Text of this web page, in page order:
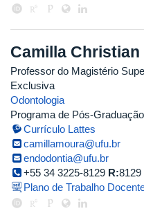
Camilla
Professor do Magistério
Exclusiva
Odontologia
Programa de Pós-
Currículo Lattes
camillamoura@ufu.br
endodontia@ufu.br
+55 34 3225-8129 R:8129
Plano de Trabalho